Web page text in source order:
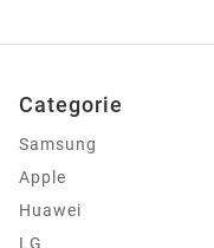
Categorie
Samsung
Apple
Huawei
LG